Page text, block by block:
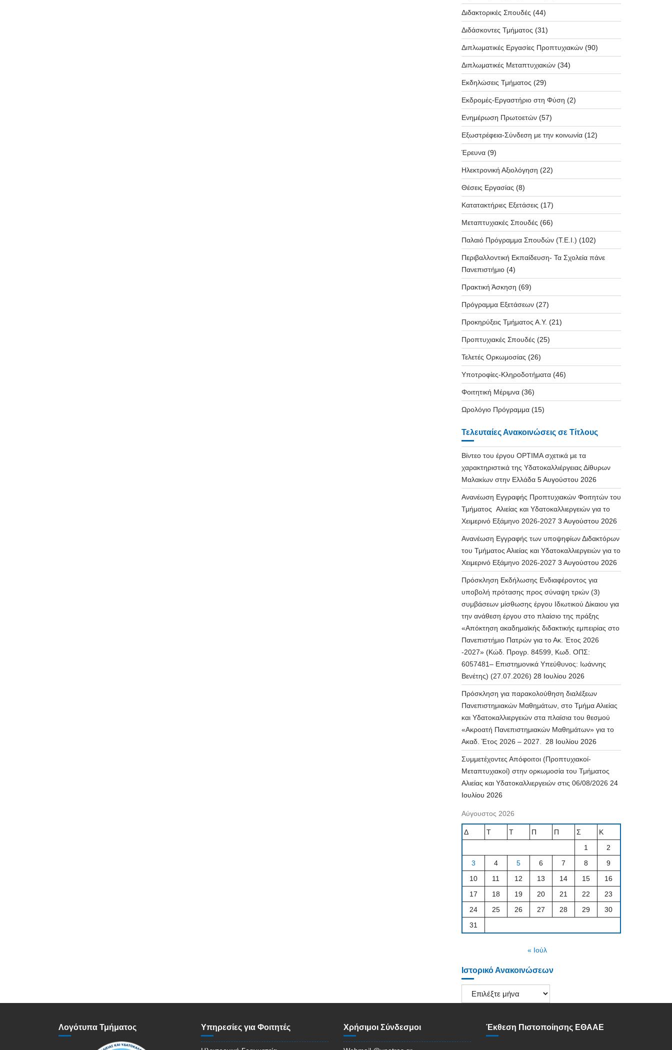
Διδακτορικές Σπουδές (44)
Διδάσκοντες Τμήματος (31)
Διπλωματικές Εργασίες Προπτυχιακών(90)
Διπλωματικές Μεταπτυχιακών(34)
Εκδηλώσεις Τμήματος (29)
Εκδρομές-Εργαστήριο στη Φύση (2)
Ενημέρωση Πρωτοετών(57)
Εξωστρέφεια-Σύνδεση με την κοινωνία(12)
Έρευνα(9)
Ηλεκτρονική Αξιολόγηση (22)
Θέσεις Εργασίας (8)
Κατατακτήριες Εξετάσεις (17)
Μεταπτυχιακές Σπουδές (66)
Παλαιό Πρόγραμμα Σπουδών (T.E.I.) (102)
Περιβαλλοντική Εκπαίδευση- Τα Σχολεία πάνε
Πανεπιστήμιο(4)
Πρακτική Άσκηση (69)
Πρόγραμμα Εξετάσεων(27)
Προκηρύξεις Τμήματος Α.Υ. (21)
Προπτυχιακές Σπουδές (25)
Τελετές Ορκωμοσίας (26)
Υποτροφίες-Κληροδοτήματα(46)
Φοιτητική Μέριμνα(36)
Ωρολόγιο Πρόγραμμα(15)
Τελευταίες Ανακοινώσεις σε Τίτλους
Βίντεο του έργου OPTIMA σχετικά με τα
χαρακτηριστικά της Υδατοκαλλιέργειας Δίθυρων
Μαλακίων στην Ελλάδα 5 Αυγούστου 2026
Ανανέωση Εγγραφής Προπτυχιακών Φοιτητών του
Τμήματος Αλιείας και Υδατοκαλλιεργειών για το
Χειμερινό Εξάμηνο 2026-2027 3 Αυγούστου 2026
Ανανέωση Εγγραφής των υποψηφίων Διδακτόρων
του Τμήματος Αλιείας και Υδατοκαλλιεργειών για το
Χειμερινό Εξάμηνο 2026-2027 3 Αυγούστου 2026
Πρόσκληση Εκδήλωσης Ενδιαφέροντος για
υποβολή πρότασης προς σύναψη τριών (3)
συμβάσεων μίσθωσης έργου Ιδιωτικού Δίκαιου για
την ανάθεση έργου στο πλαίσιο της πράξης
«Απόκτηση ακαδημαϊκής διδακτικής εμπειρίας στο
Πανεπιστήμιο Πατρών για το Ακ. Έτος 2026
-2027» (Κώδ. Προγρ. 84599, Κωδ. ΟΠΣ:
6057481– Επιστημονικά Υπεύθυνος: Ιωάννης
Βενέτης) (27.07.2026) 28 Ιουλίου 2026
Πρόσκληση για παρακολούθηση διαλέξεων
Πανεπιστημιακών Μαθημάτων, στο Τμήμα Αλιείας
και Υδατοκαλλιεργειών στα πλαίσια του θεσμού
«Ακροατή Πανεπιστημιακών Μαθημάτων» για το
Ακαδ. Έτος 2026 – 2027. 28 Ιουλίου 2026
Συμμετέχοντες Απόφοιτοι (Προπτυχιακοί-
Μεταπτυχιακοί) στην ορκωμοσία του Τμήματος
Αλιείας και Υδατοκαλλιεργειών στις 06/08/2026 24
Ιουλίου 2026
Αύγουστος 2026
Δ Τ Τ Π Π Σ
Κ
1
2
3
4 5 6 7 8
9
10
11 12 13 14 15
16
17
18 19 20 21 22
23
24
25 26 27 28 29
30
31
« Ιούλ
Ιστορικό Ανακοινώσεων
Ιστορικό
Ανακοινώσεων
Λογότυπα Τμήματος Υπηρεσίες για Φοιτητές Χρήσιμοι Σύνδεσμοι Έκθεση Πιστοποίησης ΕΘΑΑΕ